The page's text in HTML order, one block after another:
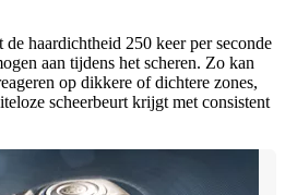
de haardichtheid 250 keer per seconde
aan tijdens het scheren. Zo kan
op dikkere of dichtere zones,
scheerbeurt krijgt met consistent